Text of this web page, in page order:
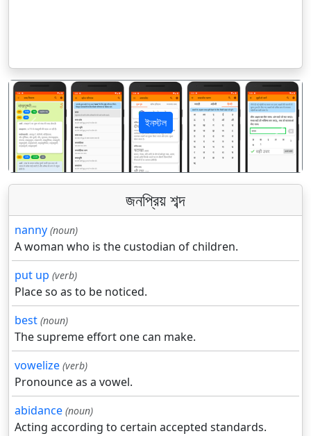
ইনস্টল
पिछला अगला
জনপ্রিয় শব্দ
nanny (noun)
A woman who is the custodian of children.
put up (verb)
Place so as to be noticed.
best (noun)
The supreme effort one can make.
vowelize (verb)
Pronounce as a vowel.
abidance (noun)
Acting according to certain accepted standards.